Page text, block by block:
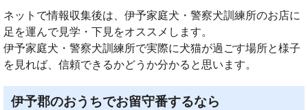
ネットで情報収集後は、伊予家庭犬・警察犬訓練所のお店に
足を運んで見学・下見をオススメします。
伊予家庭犬・警察犬訓練所で実際に犬猫が過ごす場所と様子
を見れば、信頼できるかどうか分かると思います。
伊予郡のおうちでお留守番するなら